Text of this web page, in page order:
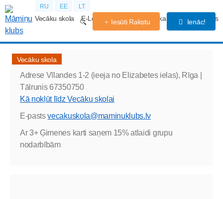
RU EE LT
Vecāku skola E-Lekcijas Grūtniecības kalendārs Forums
Iesūti Rakstu Ienāc!
Vecāku skola
Adrese Vīlandes 1-2 (ieeja no Elizabetes ielas), Rīga |
Tālrunis67350750
Kā nokļūt līdz Vecāku skolai
E-pasts vecakuskola@maminuklubs.lv
Ar 3+ Ģimenes karti saņem 15% atlaidi grupu
nodarbībām